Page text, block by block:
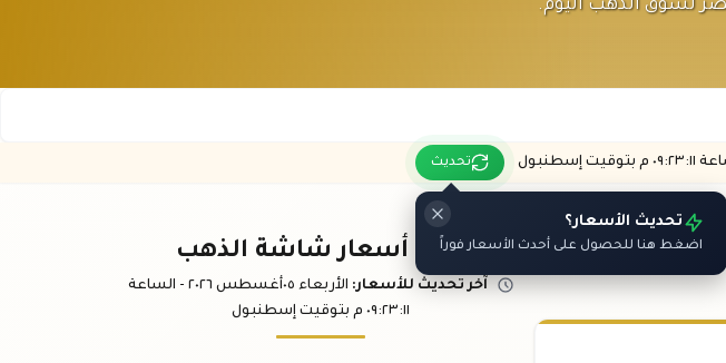
لسوق الذهب اليوم.
:١١ م بتوقيت إسطنبول تحديث
تحديث الأسعار؟
اضغط هنا للحصول على أحدث الأسعار فوراًباقي أسعار شاشة الذهب
آخر تحديث للأسعار: الأربعاء ٠٥ أغسطس ٢٠٢٦ -
الساعة
٠٩:٢٣:١١ م بتوقيت إسطنبول